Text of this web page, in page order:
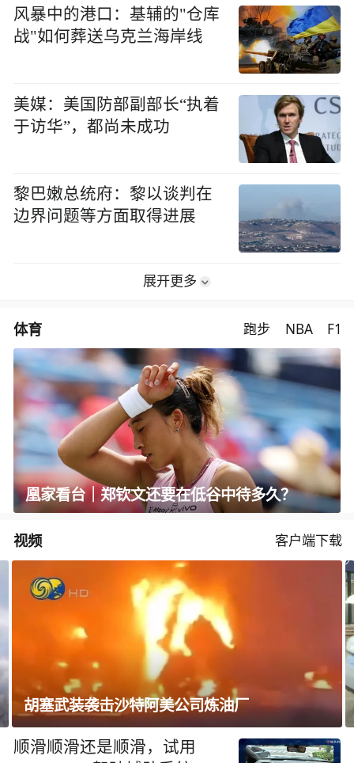
风暴中的港口：基辅的"仓库
战"如何葬送乌克兰海岸线
美媒：美国防部副部长“执着
于访华”，都尚未成功
黎巴嫩总统府：黎以谈判在
边界问题等方面取得进展
展开更多
体育 跑步 NBA F1
凰家看台｜郑钦文还要在低谷中待多久？
视频 客户端下载
胡塞武装袭击沙特阿美公司炼油厂
顺滑顺滑还是顺滑，试用